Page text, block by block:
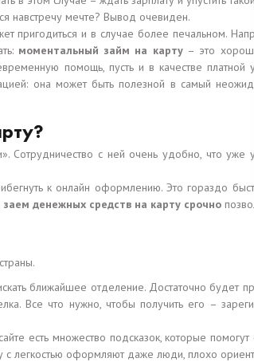
навстречу мечте? Вывод очевиден.
пригодиться и в случае более печальном.
моментальный займ на карту– это
помощь, пусть и в качестве платной
она может быть полезной в самый
Сотрудничество с ней очень удобно, что уже
к онлайн оформлению. Это гораздо
заем денежных средств на карту срочно
ближайшее отделение. Достаточно будет
Все что нужно, чтобы получить его –
есть множество подсказок, которые
с легкостью оформляют даже люди, плохо